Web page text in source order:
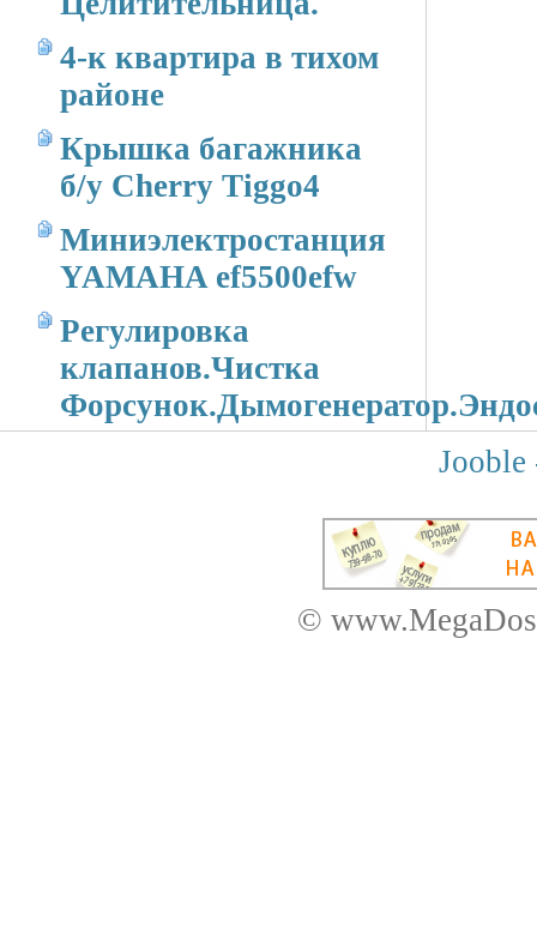
4-к квартира в тихом
районе
Крышка багажника
б/у Cherry Tiggo4
Миниэлектростанция
YAMAHA ef5500efw
Регулировка
клапанов.Чистка
Jooble
©